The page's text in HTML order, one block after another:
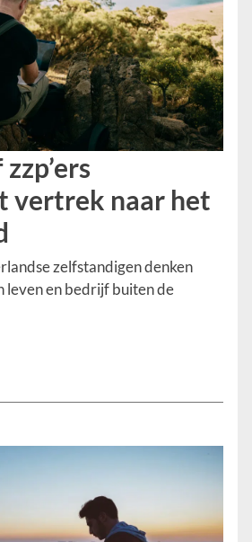
vertrek naar het
zelfstandigen denken
leven en bedrijf buiten de